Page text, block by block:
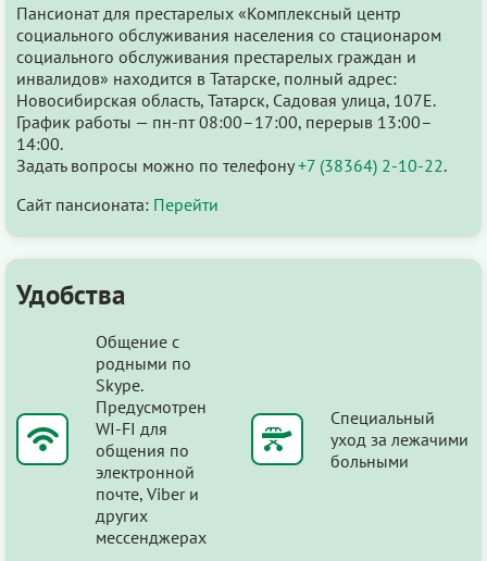
Пансионат для престарелых «Комплексный центр
социального обслуживания населения со стационаром
социального обслуживания престарелых граждан и
инвалидов» находится в Татарске, полный адрес:
Новосибирская область, Татарск, Садовая улица, 107Е.
График работы — пн-пт 08:00–17:00, перерыв 13:00–
14:00.
Задать вопросы можно по телефону+7 (38364) 2-10-22.
Сайт пансионата: Перейти
Удобства
Общение с
родными по
Skype.
Предусмотрен
WI-FI для
общения по
электронной
почте, Viber и
других
мессенджерах
Специальный
уход за лежачими
больными